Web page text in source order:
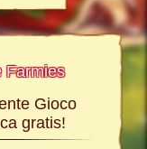
Farmies
Gioco
gratis!